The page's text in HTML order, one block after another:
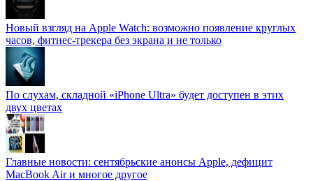
Новый взгляд на Apple Watch: возможно появление круглых
часов, фитнес-трекера без экрана и не только
По слухам, складной «iPhone Ultra» будет доступен в этих
двух цветах
Главные новости: сентябрьские анонсы Apple, дефицит
MacBook Air и многое другое